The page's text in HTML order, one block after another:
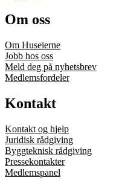
Om oss
Om Huseierne
Jobb hos oss
Meld deg på nyhetsbrev
Medlemsfordeler
Kontakt
Kontakt og hjelp
Juridisk rådgiving
Byggteknisk rådgiving
Pressekontakter
Medlemspanel